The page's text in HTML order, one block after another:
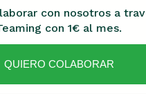
con nosotros a
con 1€ al mes.
QUIERO COLABORAR